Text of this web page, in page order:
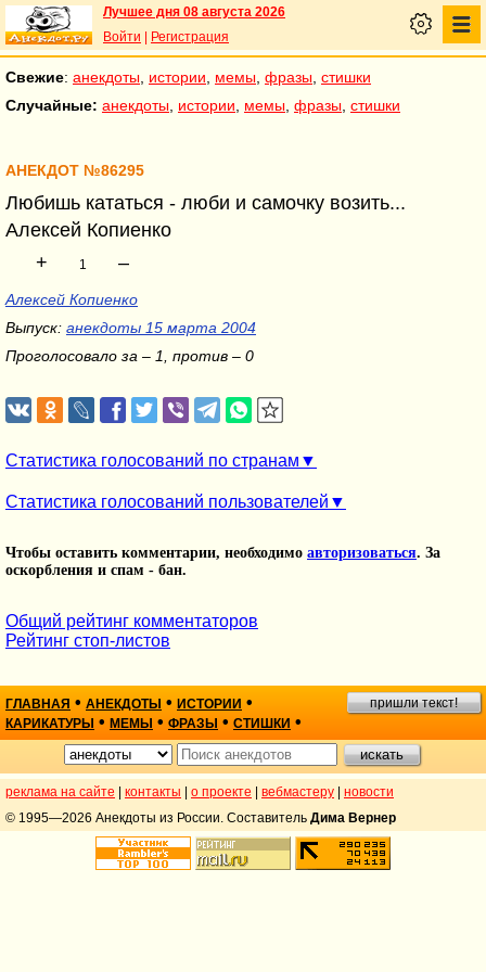
Лучшее дня 08 августа 2026
Войти
Регистрация
Свежие: анекдоты истории мемы фразы стишки
Случайные: анекдоты истории мемы фразы стишки
АНЕКДОТ №86295
Любишь кататься - люби и самочку возить...
Алексей Копиенко
+
1 –
Алексей Копиенко
Выпуск: анекдоты 15 марта 2004
Проголосовало за – 1, против – 0
Статистика голосований по странам
Статистика голосований пользователей
Чтобы оставить комментарии, необходимо авторизоваться. За
оскорбления и спам - бан.
Общий рейтинг комментаторов
Рейтинг стоп-листов
ГЛАВНАЯ • АНЕКДОТЫ • ИСТОРИИ •
КАРИКАТУРЫ • МЕМЫ • ФРАЗЫ • СТИШКИ •
пришли текст!
реклама на сайте контакты о проекте вебмастеру
новости
© 1995—2026 Анекдоты из России. Составитель Дима Вернер